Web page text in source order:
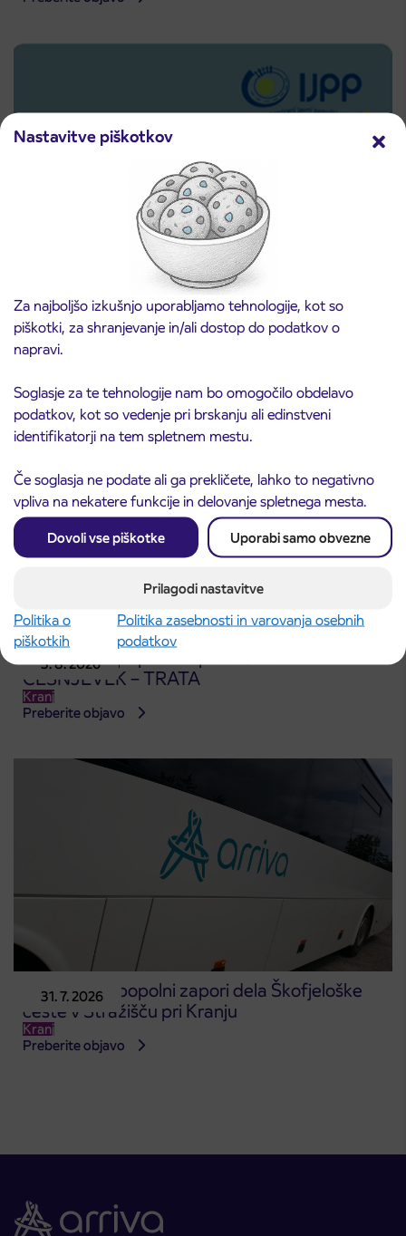
Nastavitve piškotkov
Za najboljšo izkušnjo uporabljamo tehnologije, kot so
piškotki, za shranjevanje in/ali dostop do podatkov o
napravi.
Soglasje za te tehnologije nam bo omogočilo obdelavo
podatkov, kot so vedenje pri brskanju ali edinstveni
identifikatorji na tem spletnem mestu.
Če soglasja ne podate ali ga prekličete, lahko to negativno
vpliva na nekatere funkcije in delovanje spletnega mesta.
Dovoli vse piškotke Uporabi samo obvezne
Prilagodi nastavitve
Politika o
piškotkih
Politika zasebnosti in varovanja osebnih
podatkov
3. 8. 2026
Predprodaja dijaških subvencioniranih IJPP
vozovnic za šolsko leto 2026/2027 se začne
21. avgusta
3. 8. 2026
ČEŠNJEVEK – TRATA
Kranj
Preberite objavo
31. 7. 2026
Obvestilo o popolni zapori dela Škofjeloške
ceste v Stražišču pri Kranju
Kranj
Preberite objavo